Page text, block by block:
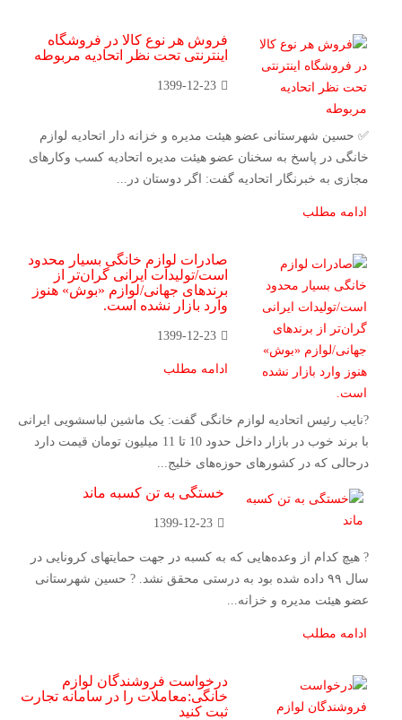
فروش هر نوع کالا در فروشگاه
اینترنتى تحت نظر اتحادیه مربوطه
1399-12-23
✅ حسین شهرستانی عضو هیئت مدیره و خزانه دار اتحادیه لوازم
خانگى در پاسخ به سخنان عضو هیئت مدیره اتحادیه کسب وکارهای
مجازی به خبرنگار اتحادیه گفت: اگر دوستان در...
ادامه مطلب
صادرات لوازم خانگی بسیار محدود
است/تولیدات ایرانی گران‌تر از
برندهای جهانی/لوازم «بوش» هنوز
وارد بازار نشده است.
1399-12-23
?نایب رئیس اتحادیه لوازم خانگی گفت: یک ماشین لباسشویی ایرانی
با برند خوب در بازار داخل حدود 10 تا 11 میلیون تومان قیمت دارد
درحالی که در کشورهای حوزه‌های خلیج...
ادامه مطلب
خستگی به تن کسبه ماند
1399-12-23
? هیچ کدام از وعده‌هایی که به کسبه در جهت حمایتهای کرونایی در
سال ۹۹ داده شده بود به درستی محقق نشد. ? حسین شهرستانی
عضو هیئت مدیره و خزانه...
ادامه مطلب
درخواست فروشندگان لوازم
خانگی:معاملات را در سامانه تجارت
ثبت کنید